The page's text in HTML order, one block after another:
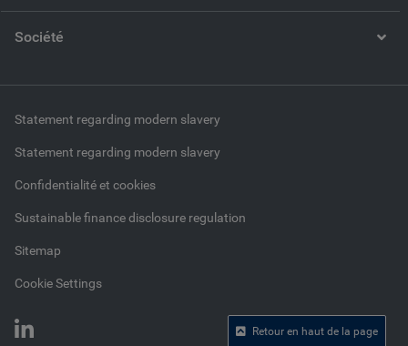
Société
Statement regarding modern slavery
Statement regarding modern slavery
Confidentialité et cookies
Sustainable finance disclosure regulation
Sitemap
Cookie Settings
Retour en haut de la page